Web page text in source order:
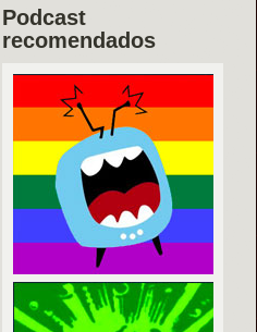
Podcast
recomendados